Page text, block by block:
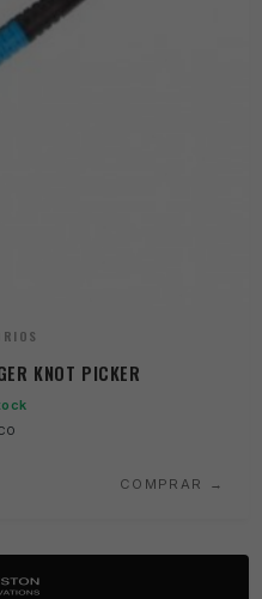
KNOT PICKER
COMPRAR